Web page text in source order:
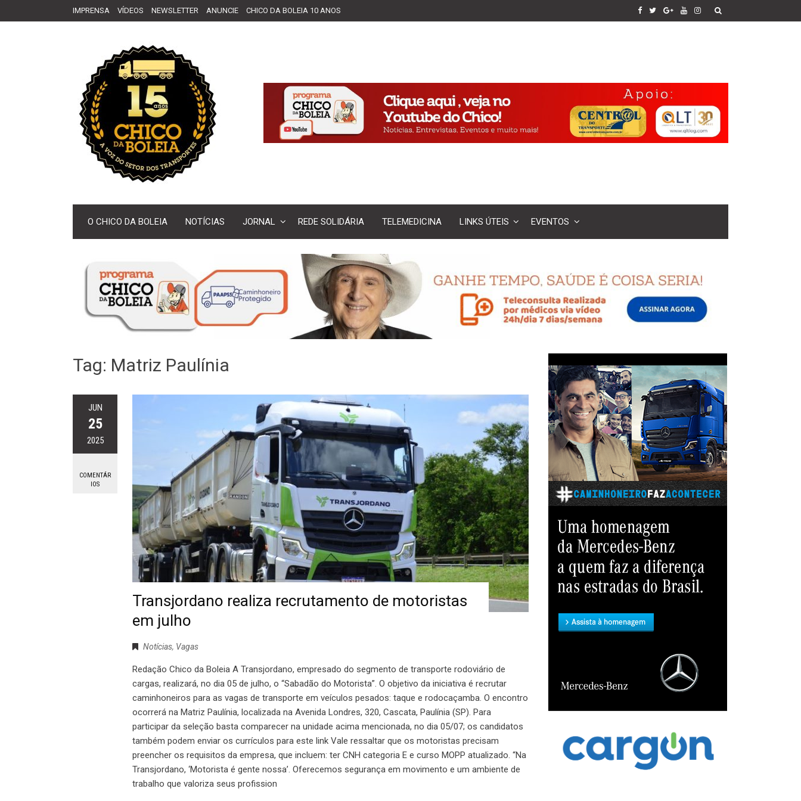
IMPRENSA VÍDEOS NEWSLETTER ANUNCIE CHICO DA BOLEIA 10 ANOS
O CHICO DA BOLEIA NOTÍCIAS JORNAL REDE SOLIDÁRIA TELEMEDICINA LINKS ÚTEIS EVENTOS
Tag: Matriz Paulínia
JUN
25
2025
COMENTÁR
IOS
Transjordano realiza recrutamento de motoristas
em julho
Notícias, Vagas
Redação Chico da Boleia A Transjordano, empresado do segmento de transporte rodoviário de
cargas, realizará, no dia 05 de julho, o “Sabadão do Motorista”. O objetivo da iniciativa é recrutar
caminhoneiros para as vagas de transporte em veículos pesados: taque e rodocaçamba. O encontro
ocorrerá na Matriz Paulínia, localizada na Avenida Londres, 320, Cascata, Paulínia (SP). Para
participar da seleção basta comparecer na unidade acima mencionada, no dia 05/07; os candidatos
também podem enviar os currículos para este link Vale ressaltar que os motoristas precisam
preencher os requisitos da empresa, que incluem: ter CNH categoria E e curso MOPP atualizado. “Na
Transjordano, ‘Motorista é gente nossa’. Oferecemos segurança em movimento e um ambiente de
trabalho que valoriza seus profission